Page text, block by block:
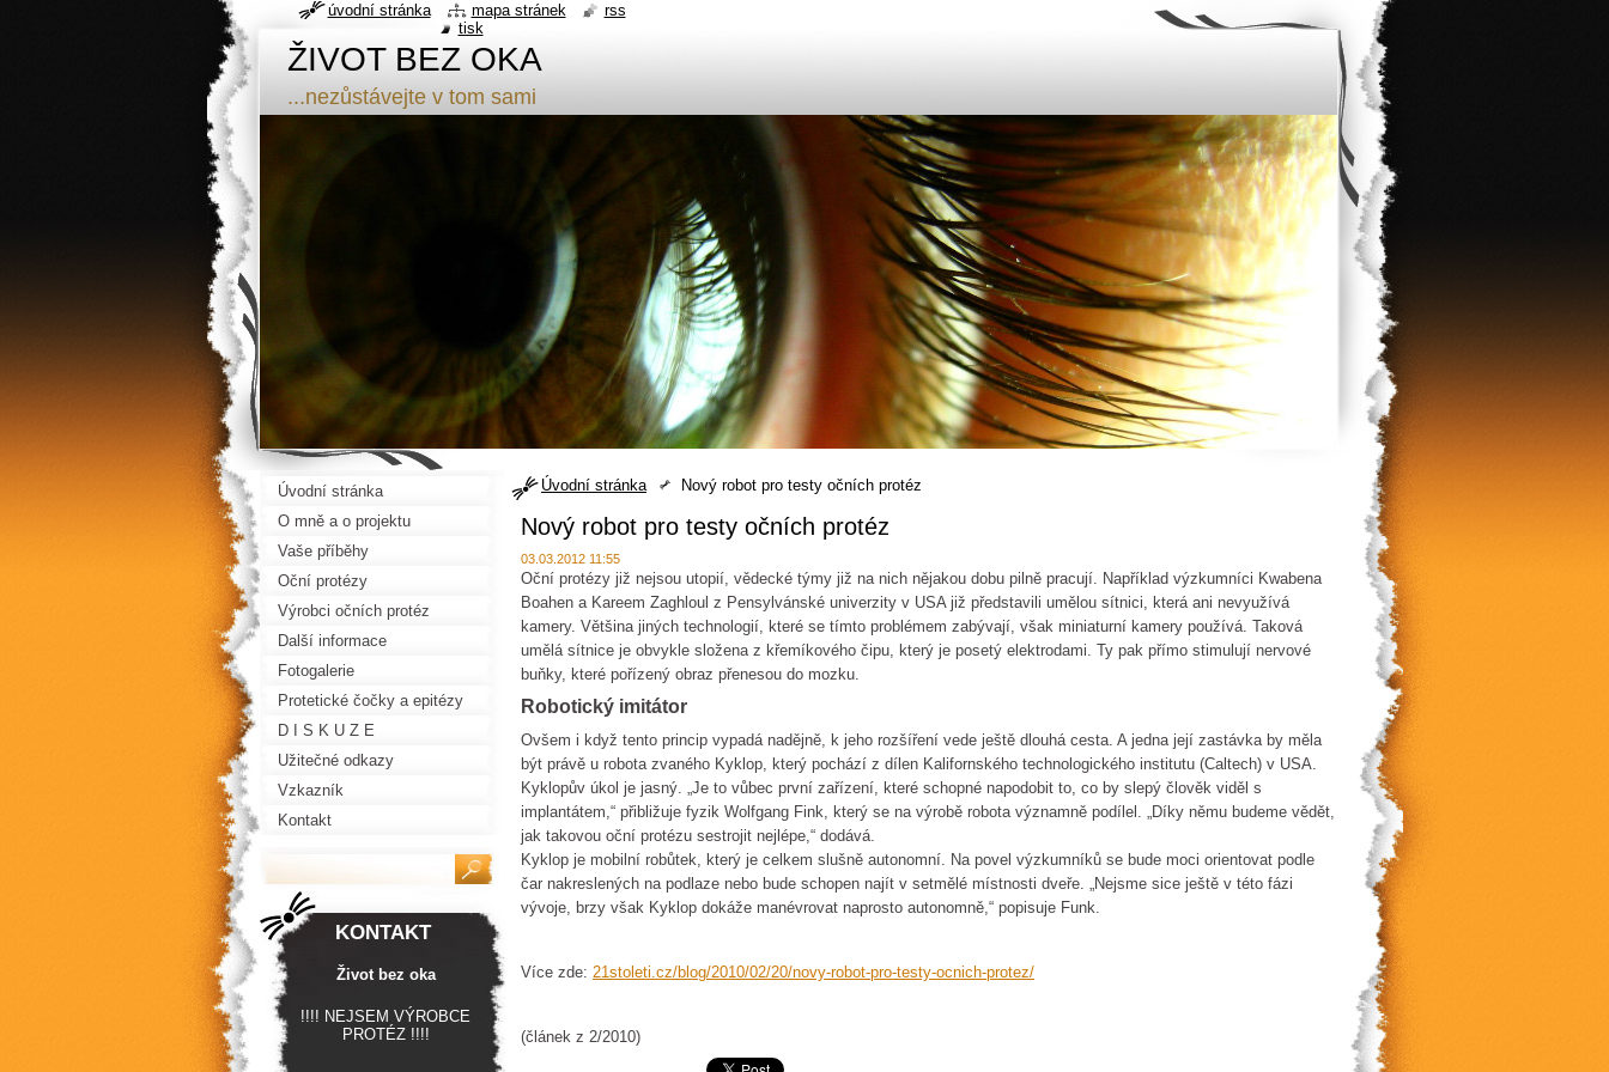
ŽIVOT BEZ OKA
...nezůstávejte v tom sami
Úvodní stránka Nový robot pro testy očních protéz
Nový robot pro testy očních protéz
03.03.2012 11:55
Oční protézy již nejsou utopií, vědecké týmy již na nich nějakou dobu pilně pracují. Například výzkumníci Kwabena
Boahen a Kareem Zaghloul z Pensylvánské univerzity v USA již představili umělou sítnici, která ani nevyužívá
kamery. Většina jiných technologií, které se tímto problémem zabývají, však miniaturní kamery používá. Taková
umělá sítnice je obvykle složena z křemíkového čipu, který je posetý elektrodami. Ty pak přímo stimulují nervové
buňky, které pořízený obraz přenesou do mozku.
Robotický imitátor
Ovšem i když tento princip vypadá nadějně, k jeho rozšíření vede ještě dlouhá cesta. A jedna její zastávka by měla
být právě u robota zvaného Kyklop, který pochází z dílen Kalifornského technologického institutu (Caltech) v USA.
Kyklopův úkol je jasný. „Je to vůbec první zařízení, které schopné napodobit to, co by slepý člověk viděl s
implantátem,“ přibližuje fyzik Wolfgang Fink, který se na výrobě robota významně podílel. „Díky němu budeme vědět,
jak takovou oční protézu sestrojit nejlépe,“ dodává.
Kyklop je mobilní robůtek, který je celkem slušně autonomní. Na povel výzkumníků se bude moci orientovat podle
čar nakreslených na podlaze nebo bude schopen najít v setmělé místnosti dveře. „Nejsme sice ještě v této fázi
vývoje, brzy však Kyklop dokáže manévrovat naprosto autonomně,“ popisuje Funk.
Více zde: 21stoleti.cz/blog/2010/02/20/novy-robot-pro-testy-ocnich-protez/
(článek z 2/2010)
Úvodní stránka
O mně a o projektu
Vaše příběhy
Oční protézy
Výrobci očních protéz
Další informace
Fotogalerie
Protetické čočky a epitézy
D I S K U Z E
Užitečné odkazy
Vzkazník
Kontakt
KONTAKT
Život bez oka
!!!! NEJSEM VÝROBCE
PROTÉZ !!!!
úvodní stránka mapa stránek
rss
tisk